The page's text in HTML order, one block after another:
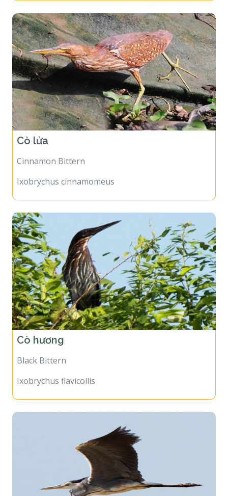
Cò lửa
Cinnamon Bittern
Ixobrychus cinnamomeus
Cò hương
Black Bittern
Ixobrychus flavicollis